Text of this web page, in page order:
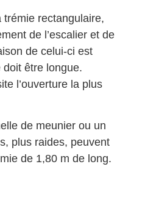
rectangulaire,
de l’escalier et de
de celui-ci est
être longue.
l’ouverture la plus
de meunier ou un
plus raides, peuvent
de 1,80 m de long.